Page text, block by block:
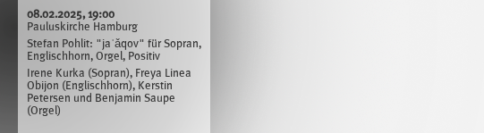
08.02.2025, 19:00
Pauluskirche Hamburg
Stefan Pohlit: "jaʿǎqov" für Sopran,
Englischhorn, Orgel, Positiv
Irene Kurka (Sopran), Freya Linea
Obijon (Englischhorn), Kerstin
Petersen und Benjamin Saupe
(Orgel)